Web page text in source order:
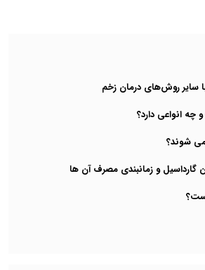
سایر روش‌های درمان زخم
انواعی دارد؟
می شوند؟
گارداسیل و زمانبندی مصرف آن ها